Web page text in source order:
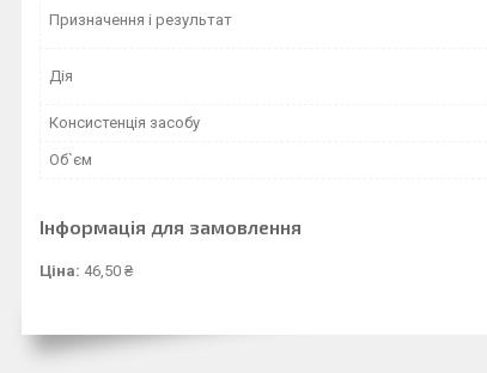
Призначення і результат
Дія
Консистенція засобу
Об`єм
Інформація для замовлення
Ціна: 46,50 ₴